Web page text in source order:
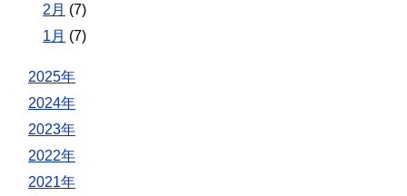
2月 (7)
1月 (7)
2025年
2024年
2023年
2022年
2021年